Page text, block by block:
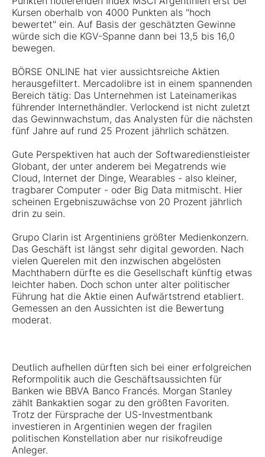
Kursen oberhalb von 4000 Punkten als "hoch
bewertet" ein. Auf Basis der geschätzten Gewinne
würde sich die KGV-Spanne dann bei 13,5 bis 16,0
bewegen.
BÖRSE ONLINE hat vier aussichtsreiche Aktien
herausgefiltert. Mercadolibre ist in einem spannenden
Bereich tätig: Das Unternehmen ist Lateinamerikas
führender Internethändler. Verlockend ist nicht zuletzt
das Gewinnwachstum, das Analysten für die nächsten
fünf Jahre auf rund 25 Prozent jährlich schätzen.
Gute Perspektiven hat auch der Softwaredienstleister
Globant, der unter anderem bei Megatrends wie
Cloud, Internet der Dinge, Wearables - also kleiner,
tragbarer Computer - oder Big Data mitmischt. Hier
scheinen Ergebniszuwächse von 20 Prozent jährlich
drin zu sein.
Grupo Clarin ist Argentiniens größter Medienkonzern.
Das Geschäft ist längst sehr digital geworden. Nach
vielen Querelen mit den inzwischen abgelösten
Machthabern dürfte es die Gesellschaft künftig etwas
leichter haben. Doch schon unter alter politischer
Führung hat die Aktie einen Aufwärtstrend etabliert.
Gemessen an den Aussichten ist die Bewertung
moderat.
Deutlich aufhellen dürften sich bei einer erfolgreichen
Reformpolitik auch die Geschäftsaussichten für
Banken wie BBVA Banco Francés. Morgan Stanley
zählt Bankaktien sogar zu den größten Favoriten.
Trotz der Fürsprache der US-Investmentbank
investieren in Argentinien wegen der fragilen
politischen Konstellation aber nur risikofreudige
Anleger.